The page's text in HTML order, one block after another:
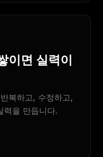
면 실력이
복하고, 수정하고,
력을 만듭니다.